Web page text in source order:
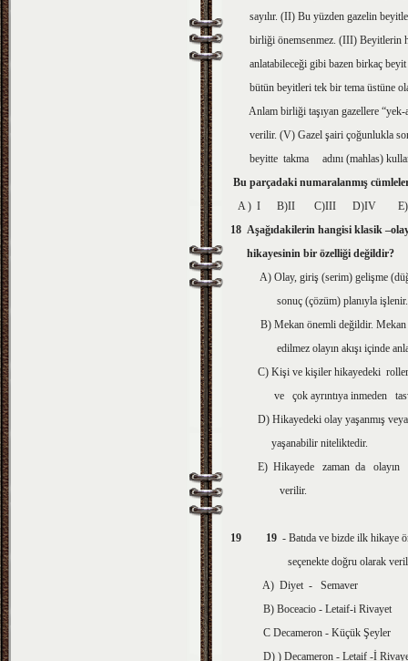
sayılır. (II) Bu yüzden gazelin
birliği önemsenmez. (III) Beyitlerin
anlatabileceği gibi bazen birkaç beyit
bütün beyitleri tek bir tema üstüne
Anlam birliği taşıyan gazellere “yek-
verilir. (V) Gazel şairi çoğunlukla
beyitte takma adını (mahlas)
Bu parçadaki numaralanmış
A ) I B)II C)III D)IV
18 Aşağıdakilerin hangisi klasik
hikayesinin bir özelliği değildir?
A) Olay, giriş (serim) gelişme
sonuç (çözüm) planıyla işlenir.
B) Mekan önemli değildir. Mekan
edilmez olayın akışı
C) Kişi ve kişiler hikayedeki
ve çok ayrıntıya inmeden
D) Hikayedeki olay yaşanmış veya
yaşanabilir niteliktedir.
E) Hikayede zaman da olayın
verilir.
19 19 - Batıda ve bizde ilk hikaye
seçenekte doğru olarak
A) Diyet - Semaver
B) Boceacio - Letaif-i Rivayet
C Decameron - Küçük Şeyler
D) ) Decameron - Letaif -İ